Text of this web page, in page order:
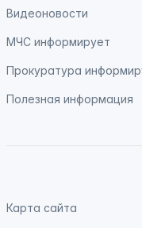
Видеоновости
МЧС информирует
Прокуратура
Полезная информация
Карта сайта